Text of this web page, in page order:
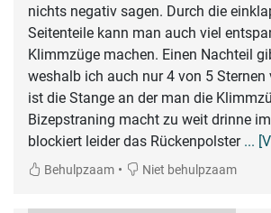
nichts negativ sagen. Durch die
Seitenteile kann man auch viel
Klimmzüge machen. Einen Nachteil
weshalb ich auch nur 4 von 5 Sternen
ist die Stange an der man die
Bizepstraning macht zu weit drinne
blockiert leider das Rückenpolster ...
Behulpzaam • Niet behulpzaam